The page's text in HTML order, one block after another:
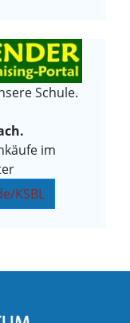
Schule.
im
KSBL